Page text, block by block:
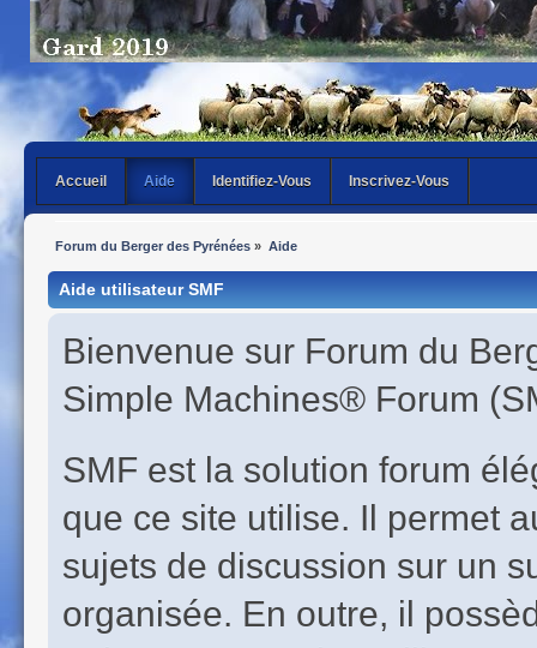
Accueil Aide Identifiez-Vous Inscrivez-Vous
Forum du Berger des Pyrénées » Aide
Aide utilisateur SMF
Bienvenue sur Forum du
Simple Machines® Forum
SMF est la solution forum
que ce site utilise. Il permet
sujets de discussion sur un
organisée. En outre, il